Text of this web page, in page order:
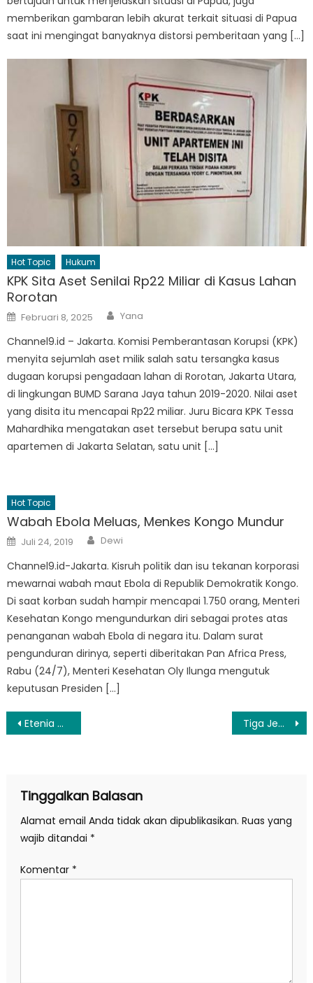
memberikan gambaran lebih akurat terkait situasi di Papua
saat ini mengingat banyaknya distorsi pemberitaan yang […]
Hot Topic Hukum
KPK Sita Aset Senilai Rp22 Miliar di Kasus Lahan
Rorotan
Posted
on
Februari 8, 2025 Author
Yana
Channel9.id – Jakarta. Komisi Pemberantasan Korupsi (KPK)
menyita sejumlah aset milik salah satu tersangka kasus
dugaan korupsi pengadaan lahan di Rorotan, Jakarta Utara,
di lingkungan BUMD Sarana Jaya tahun 2019-2020. Nilai aset
yang disita itu mencapai Rp22 miliar. Juru Bicara KPK Tessa
Mahardhika mengatakan aset tersebut berupa satu unit
apartemen di Jakarta Selatan, satu unit […]
Hot Topic
Wabah Ebola Meluas, Menkes Kongo Mundur
Posted
on
Juli 24, 2019 Author
Dewi
Channel9.id-Jakarta. Kisruh politik dan isu tekanan korporasi
mewarnai wabah maut Ebola di Republik Demokratik Kongo.
Di saat korban sudah hampir mencapai 1.750 orang, Menteri
Kesehatan Kongo mengundurkan diri sebagai protes atas
penanganan wabah Ebola di negara itu. Dalam surat
pengunduran dirinya, seperti diberitakan Pan Africa Press,
Rabu (24/7), Menteri Kesehatan Oly Ilunga mengutuk
keputusan Presiden […]
Navigasi
Etenia Croft Rilis ‘Selalu Bersama’ tentang Keabadian Hubungan Anak dan Orangtua Tiga Jemaah Haji Indonesia Belum Ditemukan, PPIH Terus Lakukan Pencarian Intensif
Tinggalkan Balasan
Alamat email Anda tidak akan dipublikasikan. Ruas yang
wajib ditandai *
Komentar *